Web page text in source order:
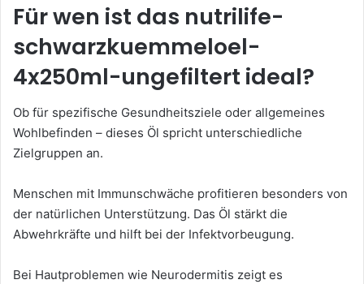
Für wen ist das nutrilife-
schwarzkuemmeloel-
4x250ml-ungefiltert ideal?
Ob für spezifische Gesundheitsziele oder allgemeines
Wohlbefinden – dieses Öl spricht unterschiedliche
Zielgruppen an.
Menschen mit Immunschwäche profitieren besonders von
der natürlichen Unterstützung. Das Öl stärkt die
Abwehrkräfte und hilft bei der Infektvorbeugung.
Bei Hautproblemen wie Neurodermitis zeigt es